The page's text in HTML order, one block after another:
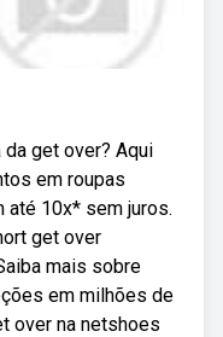
get over? Aqui
em roupas
até 10x* sem juros.
get over
mais sobre
em milhões de
over na netshoes